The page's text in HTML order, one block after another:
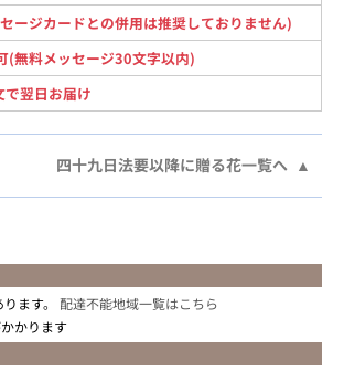
ージカードとの併用は推奨しておりません)
(無料メッセージ30文字以内)
翌日お届け
四十九日法要以降に贈る花一覧へ
ます。 配達不能地域一覧はこちら
かります